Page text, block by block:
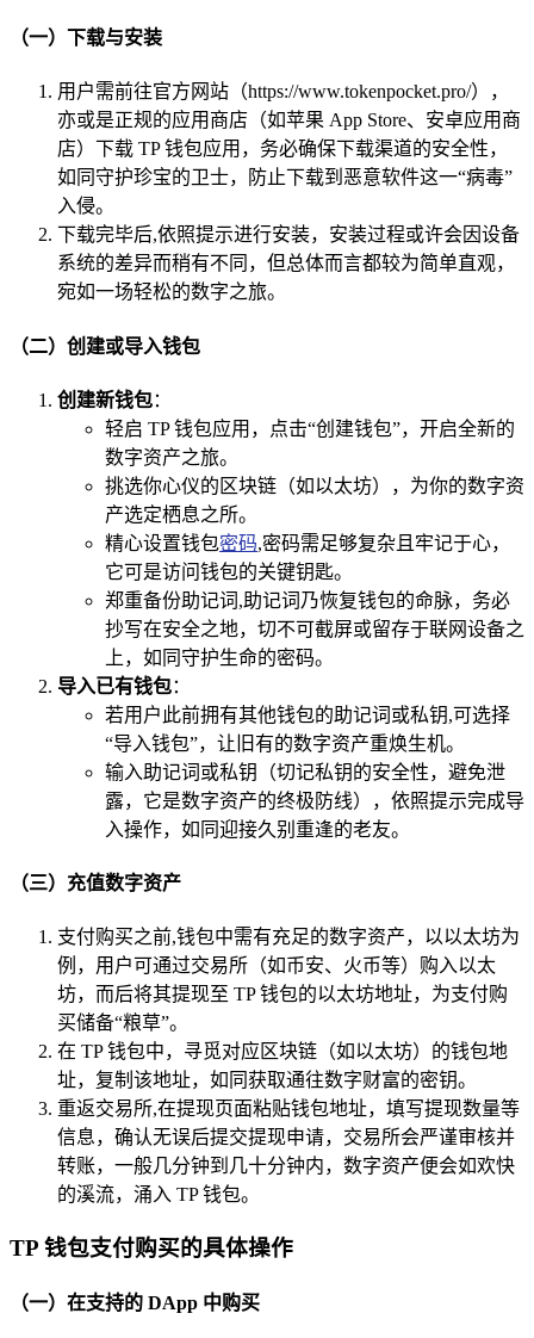
（一）下载与安装
用户需前往官方网站（https://www.tokenpocket.pro/），
亦或是正规的应用商店（如苹果 App Store、安卓应用商
店）下载 TP 钱包应用，务必确保下载渠道的安全性，
如同守护珍宝的卫士，防止下载到恶意软件这一“病毒”
入侵。
下载完毕后,依照提示进行安装，安装过程或许会因设备
系统的差异而稍有不同，但总体而言都较为简单直观，
宛如一场轻松的数字之旅。
（二）创建或导入钱包
创建新钱包：
轻启 TP 钱包应用，点击“创建钱包”，开启全新的
数字资产之旅。
挑选你心仪的区块链（如以太坊），为你的数字资
产选定栖息之所。
精心设置钱包密码,密码需足够复杂且牢记于心，
它可是访问钱包的关键钥匙。
郑重备份助记词,助记词乃恢复钱包的命脉，务必
抄写在安全之地，切不可截屏或留存于联网设备之
上，如同守护生命的密码。
导入已有钱包：
若用户此前拥有其他钱包的助记词或私钥,可选择
“导入钱包”，让旧有的数字资产重焕生机。
输入助记词或私钥（切记私钥的安全性，避免泄
露，它是数字资产的终极防线），依照提示完成导
入操作，如同迎接久别重逢的老友。
（三）充值数字资产
支付购买之前,钱包中需有充足的数字资产，以以太坊为
例，用户可通过交易所（如币安、火币等）购入以太
坊，而后将其提现至 TP 钱包的以太坊地址，为支付购
买储备“粮草”。
在 TP 钱包中，寻觅对应区块链（如以太坊）的钱包地
址，复制该地址，如同获取通往数字财富的密钥。
重返交易所,在提现页面粘贴钱包地址，填写提现数量等
信息，确认无误后提交提现申请，交易所会严谨审核并
转账，一般几分钟到几十分钟内，数字资产便会如欢快
的溪流，涌入 TP 钱包。
TP 钱包支付购买的具体操作
（一）在支持的 DApp 中购买